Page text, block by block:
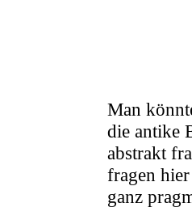
Man
die antike
abstrakt
fragen
ganz